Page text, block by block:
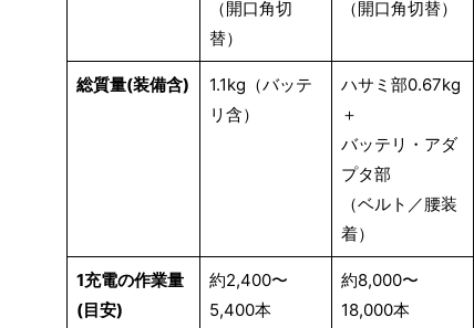
（開口角切
替）
（開口角切替）
総質量(装備含)
1.1kg（バッテ
リ含）
ハサミ部0.67kg
＋
バッテリ・アダ
プタ部
（ベルト／腰装
着）
1充電の作業量
(目安)
約2,400〜
5,400本
約8,000〜
18,000本